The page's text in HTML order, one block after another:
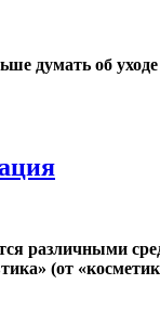
думать об
различными
(от